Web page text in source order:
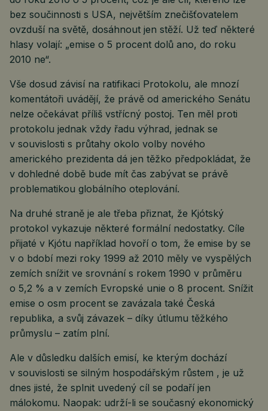
bez součinnosti s USA, největším znečišťovatelem
ovzduší na světě, dosáhnout jen stěží. Už teď některé
hlasy volají: „emise o 5 procent dolů ano, do roku
2010 ne“.
Vše dosud závisí na ratifikaci Protokolu, ale mnozí
komentátoři uvádějí, že právě od amerického Senátu
nelze očekávat příliš vstřícný postoj. Ten měl proti
protokolu jednak vždy řadu výhrad, jednak se
v souvislosti s průtahy okolo volby nového
amerického prezidenta dá jen těžko předpokládat, že
v dohledné době bude mít čas zabývat se právě
problematikou globálního oteplování.
Na druhé straně je ale třeba přiznat, že Kjótský
protokol vykazuje některé formální nedostatky. Cíle
přijaté v Kjótu například hovoří o tom, že emise by se
v o bdobí mezi roky 1999 až 2010 měly ve vyspělých
zemích snížit ve srovnání s rokem 1990 v průměru
o 5,2 % a v zemích Evropské unie o 8 procent. Snížit
emise o osm procent se zavázala také Česká
republika, a svůj závazek – díky útlumu těžkého
průmyslu – zatím plní.
Ale v důsledku dalších emisí, ke kterým dochází
v souvislosti se silným hospodářským růstem , je už
dnes jisté, že splnit uvedený cíl se podaří jen
málokomu. Naopak: udrží-li se současný ekonomický